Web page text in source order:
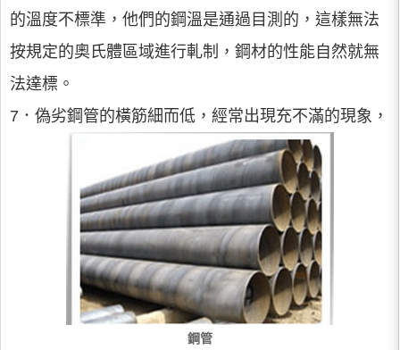
的溫度不標準，他們的鋼溫是通過目測的，這樣無法
按規定的奧氏體區域進行軋制，鋼材的性能自然就無
法達標。
7．偽劣鋼管的橫筋細而低，經常出現充不滿的現象，
鋼管